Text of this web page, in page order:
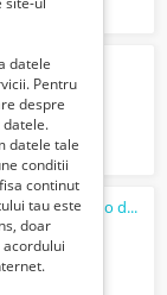
Italiana
ocazional la o doamna singura
datele
Pentru
despre
datele tale
conditii
continut
tau este
doar